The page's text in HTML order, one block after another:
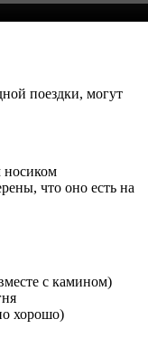
поездки, могут
носиком
что оно есть на
с камином)
хорошо)